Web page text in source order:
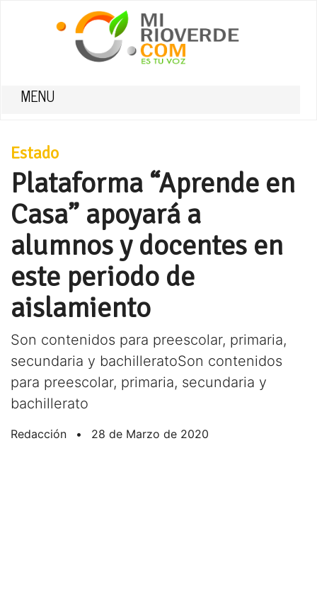
MENU
Estado
Plataforma “Aprende en
Casa” apoyará a
alumnos y docentes en
este periodo de
aislamiento
Son contenidos para preescolar, primaria,
secundaria y bachilleratoSon contenidos
para preescolar, primaria, secundaria y
bachillerato
Redacción • 28 de Marzo de 2020